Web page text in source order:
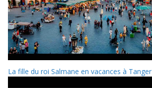
La fille du roi Salmane en vacances à Tanger